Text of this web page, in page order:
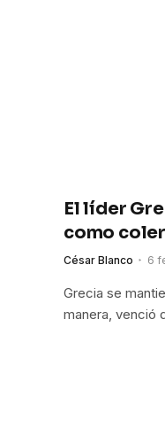
El líder
como
César Blanco 6
Grecia se
manera, venció